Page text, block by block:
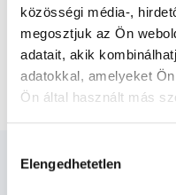
közösségi média-,
megosztjuk az Ön
adatait, akik
adatokkal, amelyeket
Ön által használt más
szabályzat:https://
kiválasztása
Elengedhetetlen
Főoldal Urológus
Komplex urológiai